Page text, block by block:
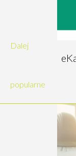
Dalej
popularne